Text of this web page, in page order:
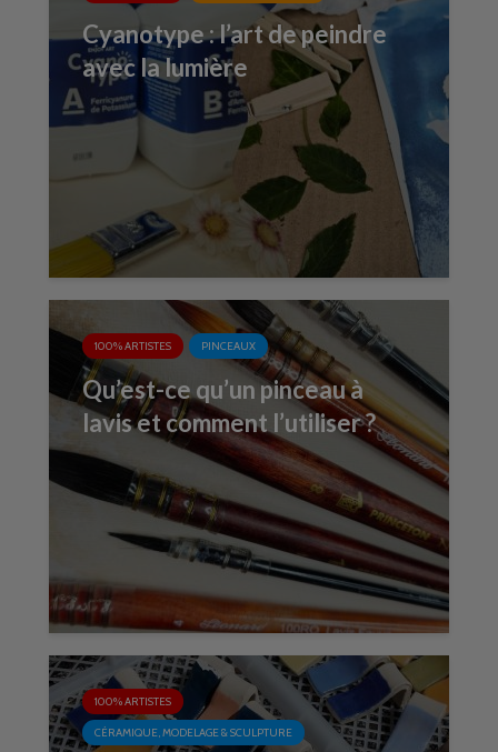
Cyanotype : l’art de peindre
avec la lumière
100% ARTISTES PINCEAUX
Qu’est-ce qu’un pinceau à
lavis et comment l’utiliser ?
100% ARTISTES
CÉRAMIQUE, MODELAGE & SCULPTURE